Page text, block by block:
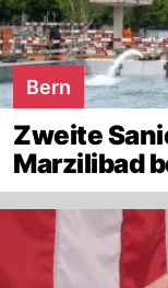
Bern
Zweite
Marzilibad